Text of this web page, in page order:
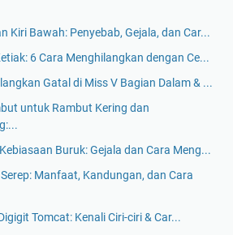
Kiri Bawah: Penyebab, Gejala, dan Car...
6 Cara Menghilangkan dengan Ce...
Gatal di Miss V Bagian Dalam & ...
untuk Rambut Kering dan
Buruk: Gejala dan Cara Meng...
Manfaat, Kandungan, dan Cara
Tomcat: Kenali Ciri-ciri & Car...